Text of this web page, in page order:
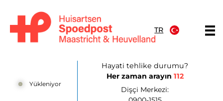
TR
Yükleniyor
Hayati tehlike durumu?
Her zaman arayın 112
Dişçi Merkezi: